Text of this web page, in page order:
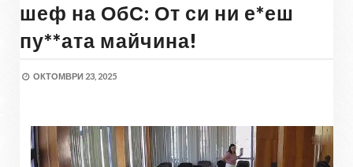
шеф на ОбС: От си ни е*еш
пу**ата майчина!
ОКТОМВРИ 23, 2025